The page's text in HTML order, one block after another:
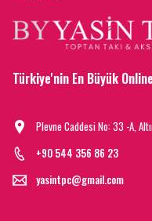
Türkiye'nin En Büyük
Plevne Caddesi No: 33 -A,
+90 544 356 86 23
yasintpc@gmail.com